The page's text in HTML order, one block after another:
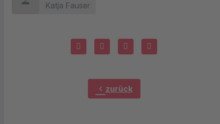
Katja Fauser
chevron_left zurück